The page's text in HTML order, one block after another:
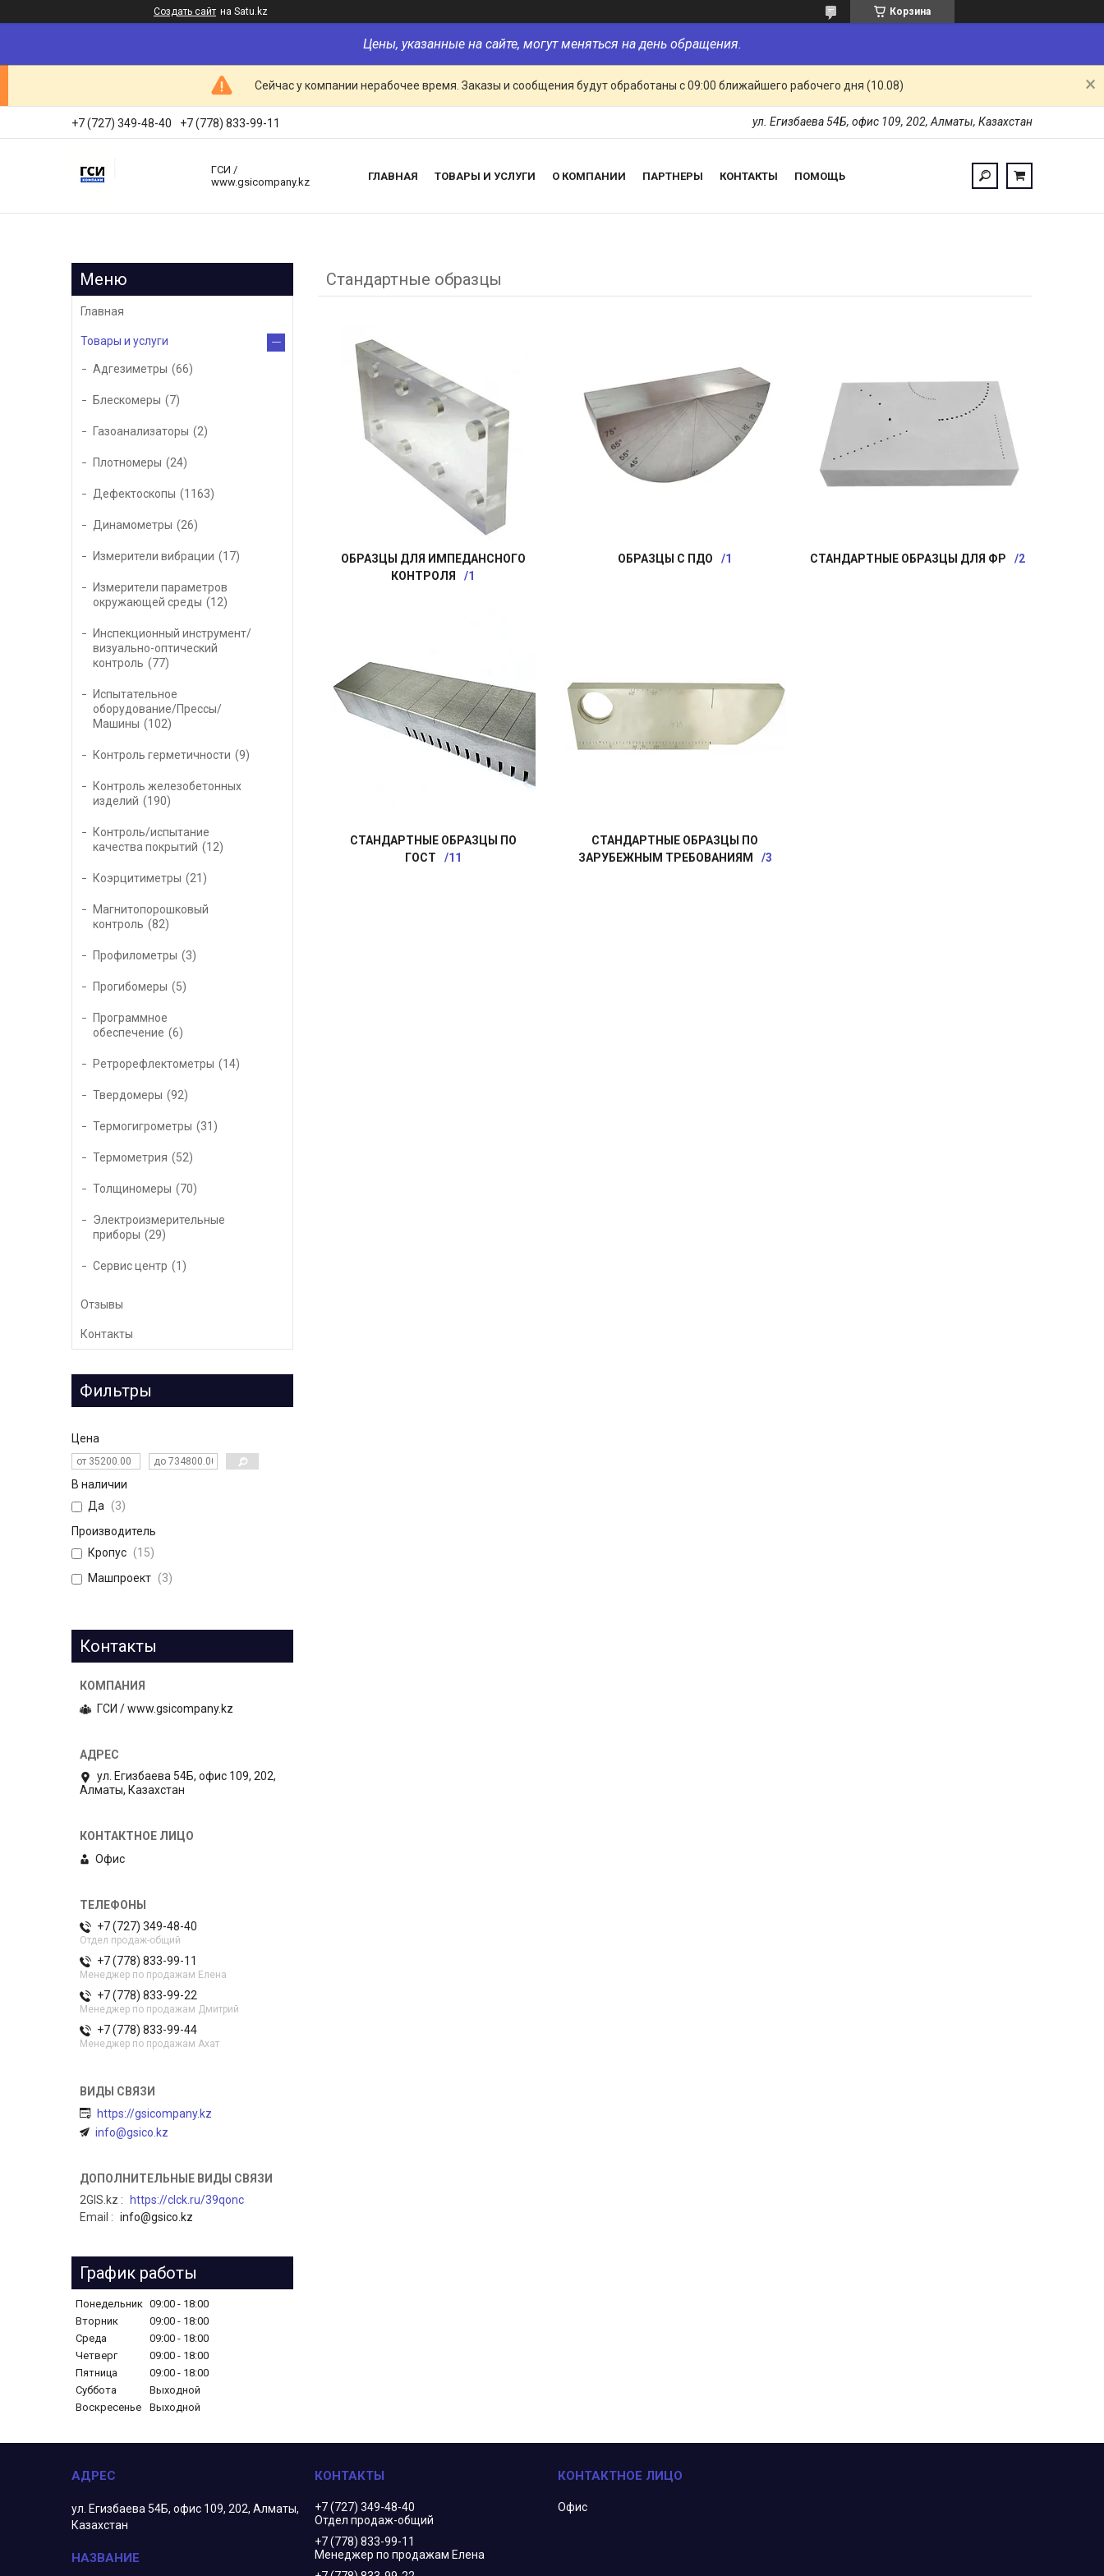
Создать сайт на Satu.kz Корзина
Цены, указанные на сайте, могут меняться на день обращения.
Сейчас у компании нерабочее время. Заказы и сообщения будут обработаны с 09:00 ближайшего рабочего дня (10.08)
+7 (727) 349-48-40 +7 (778) 833-99-11 ул. Егизбаева 54Б, офис 109, 202, Алматы, Казахстан
ГСИ /
www.gsicompany.kz
ГЛАВНАЯ ТОВАРЫ И УСЛУГИ О КОМПАНИИ ПАРТНЕРЫ КОНТАКТЫ ПОМОЩЬ
Стандартные образцы
ОБРАЗЦЫ ДЛЯ ИМПЕДАНСНОГО
КОНТРОЛЯ
1
ОБРАЗЦЫ С ПДО 1 СТАНДАРТНЫЕ ОБРАЗЦЫ ДЛЯ ФР 2
СТАНДАРТНЫЕ ОБРАЗЦЫ ПО
ГОСТ
11
СТАНДАРТНЫЕ ОБРАЗЦЫ ПО
ЗАРУБЕЖНЫМ ТРЕБОВАНИЯМ
3
Главная
Товары и услуги
Адгезиметры 66
Блескомеры 7
Газоанализаторы 2
Плотномеры 24
Дефектоскопы 1163
Динамометры 26
Измерители вибрации 17
Измерители параметров
окружающей среды
12
Инспекционный инструмент/
визуально-оптический
контроль
77
Испытательное
оборудование/Прессы/
Машины
102
Контроль герметичности 9
Контроль железобетонных
изделий
190
Контроль/испытание
качества покрытий
12
Коэрцитиметры 21
Магнитопорошковый
контроль
82
Профилометры 3
Прогибомеры 5
Программное
обеспечение
6
Ретрорефлектометры 14
Твердомеры 92
Термогигрометры 31
Термометрия 52
Толщиномеры 70
Электроизмерительные
приборы
29
Сервис центр 1
Отзывы
Контакты
Фильтры
Цена
В наличии
Да
3
Производитель
Кропус
15
Машпроект
3
Контакты
ГСИ / www.gsicompany.kz
ул. Егизбаева 54Б, офис 109, 202,
Алматы, Казахстан
Офис
+7 (727) 349-48-40
Отдел продаж-общий
+7 (778) 833-99-11
Менеджер по продажам Елена
+7 (778) 833-99-22
Менеджер по продажам Дмитрий
+7 (778) 833-99-44
Менеджер по продажам Ахат
https://gsicompany.kz
info@gsico.kz
2GIS.kz
https://clck.ru/39qonc
Email
info@gsico.kz
График работы
Понедельник 09:00
18:00
Вторник
09:00
18:00
Среда
09:00
18:00
Четверг
09:00
18:00
Пятница
09:00
18:00
Суббота
Выходной
Воскресенье
Выходной
ул. Егизбаева 54Б, офис 109, 202, Алматы,
Казахстан
+7 (727) 349-48-40
Отдел продаж-общий
+7 (778) 833-99-11
Менеджер по продажам Елена
Офис